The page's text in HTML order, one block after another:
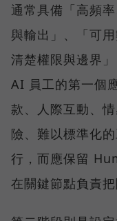
通常具備「高頻
與輸出」、「可
清楚權限與邊界
AI 員工的第一個
款、人際互動、
險、難以標準化
行，而應保留
在關鍵節點負責把